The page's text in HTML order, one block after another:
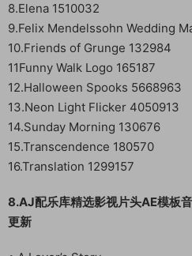
8.Elena 1510032
9.Felix Mendelssohn Wedding
10.Friends of Grunge 132984
11Funny Walk Logo 165187
12.Halloween Spooks 5668963
13.Neon Light Flicker 4050913
14.Sunday Morning 130676
15.Transcendence 180570
16.Translation 1299157
8.AJ配乐库精选影视片头AE模板
更新